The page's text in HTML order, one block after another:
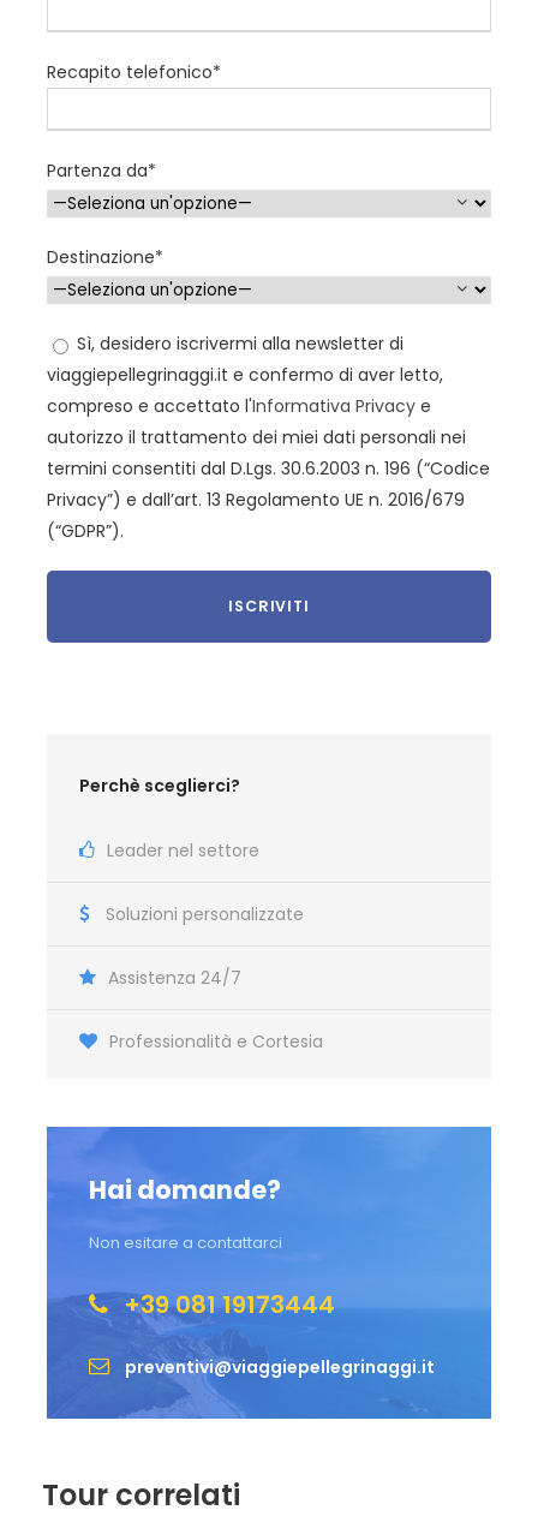
Recapito telefonico*
Partenza da*
Destinazione*
Sì, desidero iscrivermi alla newsletter di
viaggiepellegrinaggi.it e confermo di aver letto,
compreso e accettato l'Informativa Privacy e
autorizzo il trattamento dei miei dati personali nei
termini consentiti dal D.Lgs. 30.6.2003 n. 196 (“Codice
Privacy”) e dall’art. 13 Regolamento UE n. 2016/679
(“GDPR”).
Perchè sceglierci?
Leader nel settore
Soluzioni personalizzate
Assistenza 24/7
Professionalità e Cortesia
Hai domande?
Non esitare a contattarci
+39 081 19173444
preventivi@viaggiepellegrinaggi.it
Elvira, il “Villaggio della Madre”, fondato da Padre Slavko
Cornelia.
Ultimo giorno: MEDJUGORJE - BARI
Prima colazione in albergo e trasferimento in
aeroporto. Partenza per Bari
Informazioni Utili
Consigliamo di visionare il nostro aggiornamento :
Documenti di ingresso a Medjugorje
Foto
Tour correlati